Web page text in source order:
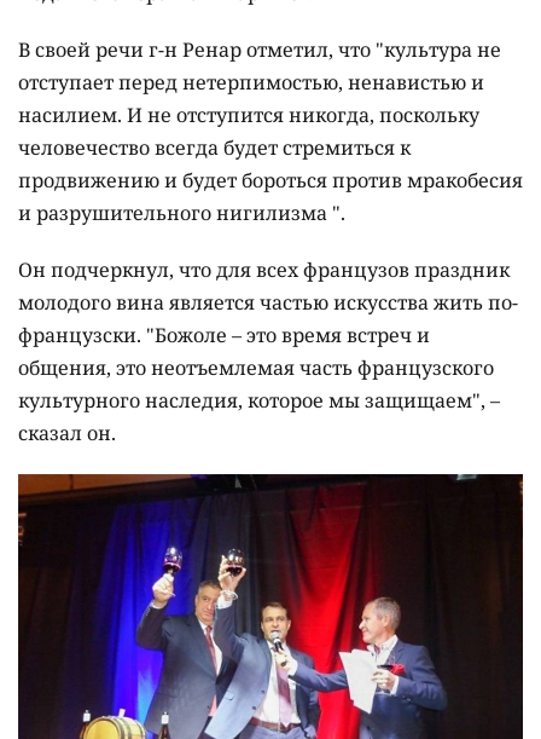
В своей речи г-н Ренар отметил, что "культура не
отступает перед нетерпимостью, ненавистью и
насилием. И не отступится никогда, поскольку
человечество всегда будет стремиться к
продвижению и будет бороться против мракобесия
и разрушительного нигилизма ".
Он подчеркнул, что для всех французов праздник
молодого вина является частью искусства жить по-
французски. "Божоле – это время встреч и
общения, это неотъемлемая часть французского
культурного наследия, которое мы защищаем", –
сказал он.